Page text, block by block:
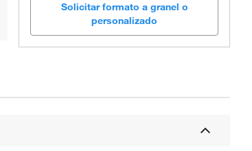
Solicitar formato a granel o
personalizado